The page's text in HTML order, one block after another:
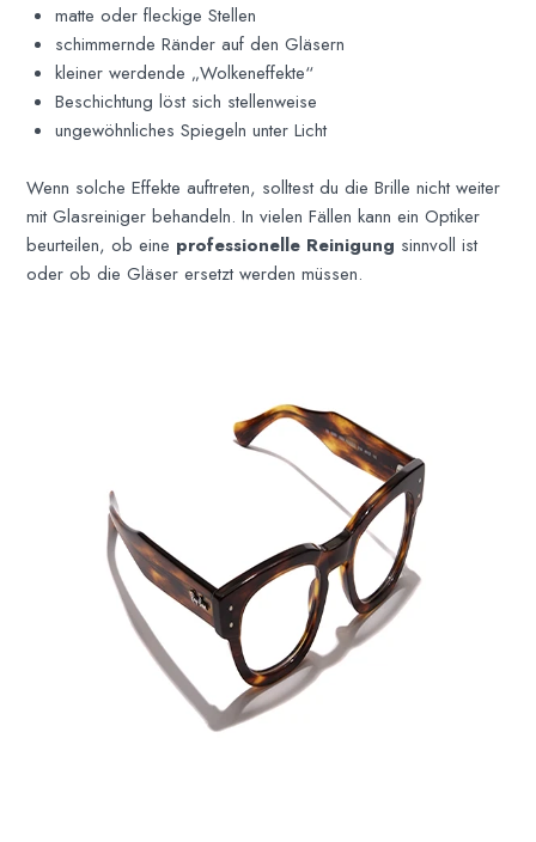
matte oder fleckige Stellen
schimmernde Ränder auf den Gläsern
kleiner werdende „Wolkeneffekte“
Beschichtung löst sich stellenweise
ungewöhnliches Spiegeln unter Licht
Wenn solche Effekte auftreten, solltest du die Brille nicht weiter
mit Glasreiniger behandeln. In vielen Fällen kann ein Optiker
beurteilen, ob eine professionelle Reinigung sinnvoll ist
oder ob die Gläser ersetzt werden müssen.